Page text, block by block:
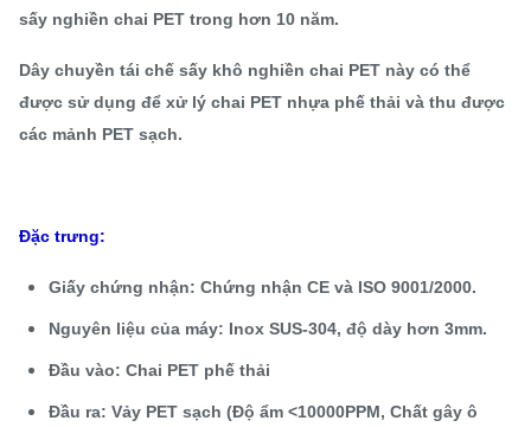
sấy nghiền chai PET trong hơn 10 năm.
Dây chuyền tái chế sấy khô nghiền chai PET này có thể
được sử dụng để xử lý chai PET nhựa phế thải và thu được
các mảnh PET sạch.
Đặc trưng:
Giấy chứng nhận: Chứng nhận CE và ISO 9001/2000.
Nguyên liệu của máy: Inox SUS-304, độ dày hơn 3mm.
Đầu vào: Chai PET phế thải
Đầu ra: Vảy PET sạch (Độ ẩm <10000PPM, Chất gây ô